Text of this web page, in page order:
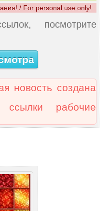
/ For personal use only!
посмотрите
новость создана
ссылки рабочие